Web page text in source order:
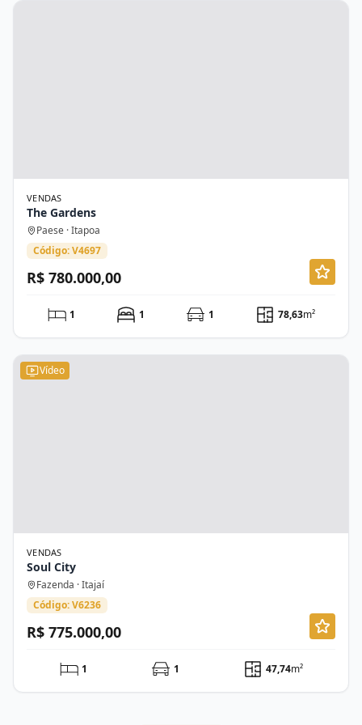
VENDAS
The Gardens
Paese · Itapoa
Código: V4697
R$ 780.000,00
1 1 1 78,63m²
Vídeo
VENDAS
Soul City
Fazenda · Itajaí
Código: V6236
R$ 775.000,00
1 1 47,74m²